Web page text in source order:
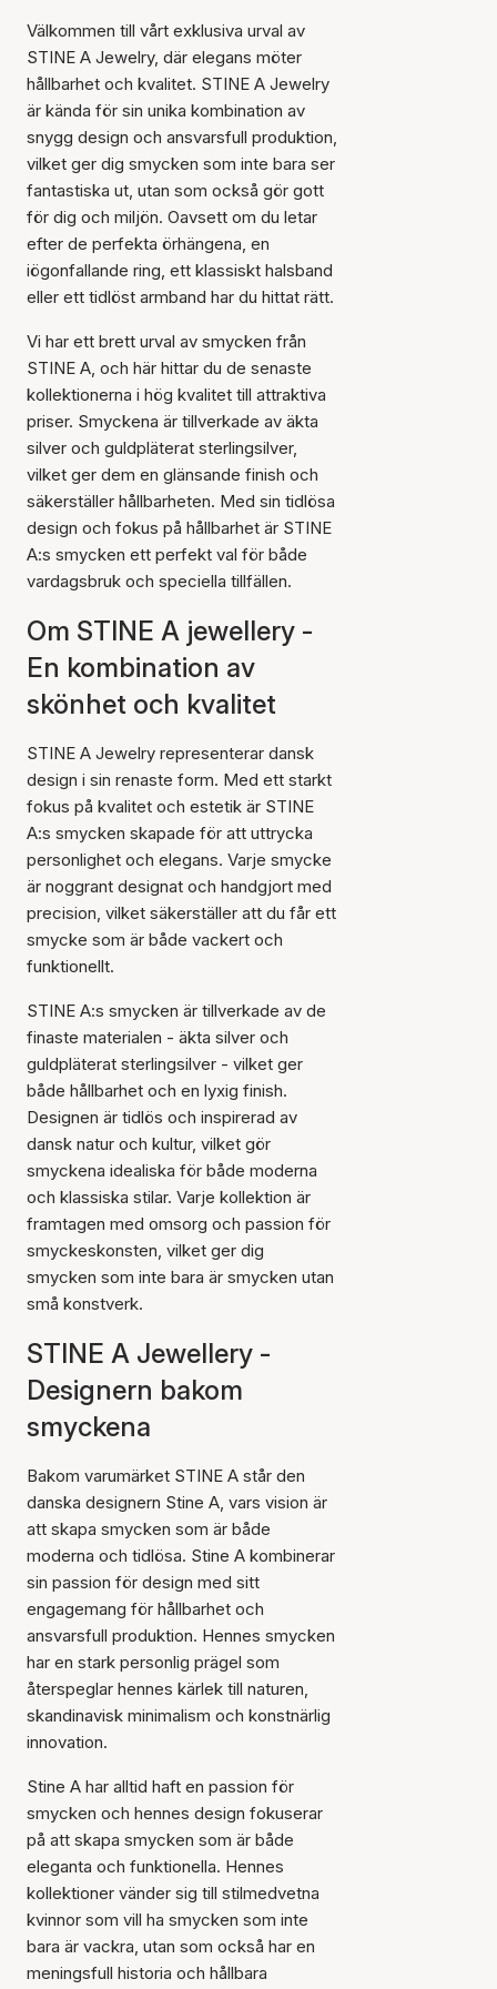
Välkommen till vårt exklusiva urval av
STINE A Jewelry, där elegans möter
hållbarhet och kvalitet. STINE A Jewelry
är kända för sin unika kombination av
snygg design och ansvarsfull produktion,
vilket ger dig smycken som inte bara ser
fantastiska ut, utan som också gör gott
för dig och miljön. Oavsett om du letar
efter de perfekta örhängena, en
iögonfallande ring, ett klassiskt halsband
eller ett tidlöst armband har du hittat rätt.
Vi har ett brett urval av smycken från
STINE A, och här hittar du de senaste
kollektionerna i hög kvalitet till attraktiva
priser. Smyckena är tillverkade av äkta
silver och guldpläterat sterlingsilver,
vilket ger dem en glänsande finish och
säkerställer hållbarheten. Med sin tidlösa
design och fokus på hållbarhet är STINE
A:s smycken ett perfekt val för både
vardagsbruk och speciella tillfällen.
Om STINE A jewellery -
En kombination av
skönhet och kvalitet
STINE A Jewelry representerar dansk
design i sin renaste form. Med ett starkt
fokus på kvalitet och estetik är STINE
A:s smycken skapade för att uttrycka
personlighet och elegans. Varje smycke
är noggrant designat och handgjort med
precision, vilket säkerställer att du får ett
smycke som är både vackert och
funktionellt.
STINE A:s smycken är tillverkade av de
finaste materialen - äkta silver och
guldpläterat sterlingsilver - vilket ger
både hållbarhet och en lyxig finish.
Designen är tidlös och inspirerad av
dansk natur och kultur, vilket gör
smyckena idealiska för både moderna
och klassiska stilar. Varje kollektion är
framtagen med omsorg och passion för
smyckeskonsten, vilket ger dig
smycken som inte bara är smycken utan
små konstverk.
STINE A Jewellery -
Designern bakom
smyckena
Bakom varumärket STINE A står den
danska designern Stine A, vars vision är
att skapa smycken som är både
moderna och tidlösa. Stine A kombinerar
sin passion för design med sitt
engagemang för hållbarhet och
ansvarsfull produktion. Hennes smycken
har en stark personlig prägel som
återspeglar hennes kärlek till naturen,
skandinavisk minimalism och konstnärlig
innovation.
Stine A har alltid haft en passion för
smycken och hennes design fokuserar
på att skapa smycken som är både
eleganta och funktionella. Hennes
kollektioner vänder sig till stilmedvetna
kvinnor som vill ha smycken som inte
bara är vackra, utan som också har en
meningsfull historia och hållbara